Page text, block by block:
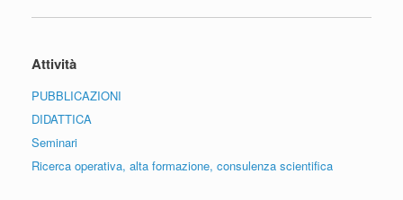
Attività
PUBBLICAZIONI
DIDATTICA
Seminari
Ricerca operativa, alta formazione, consulenza scientifica